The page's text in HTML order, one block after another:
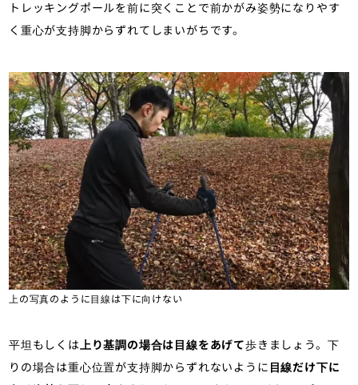
トレッキングポールを前に突くことで前かがみ姿勢になりやす
く重心が支持脚からずれてしまいがちです。
上の写真のように目線は下に向けない
平坦もしくは上り基調の場合は目線をあげて歩きましょう。下
りの場合は重心位置が支持脚からずれないように 目線だけ下に